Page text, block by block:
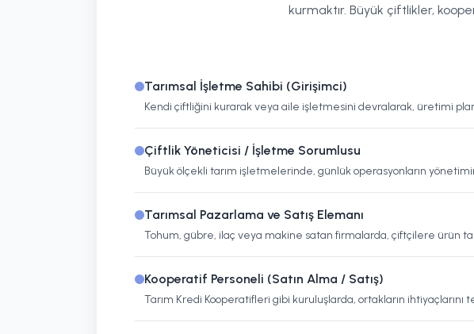
kurmaktır. Büyük çiftlikler,
Tarımsal İşletme Sahibi (Girişimci)
Kendi çiftliğini kurarak veya aile işletmesini devralarak, üretimi
Çiftlik Yöneticisi / İşletme Sorumlusu
Büyük ölçekli tarım işletmelerinde, günlük operasyonların
Tarımsal Pazarlama ve Satış Elemanı
Tohum, gübre, ilaç veya makine satan firmalarda, çiftçilere ürün
Kooperatif Personeli (Satın Alma / Satış)
Tarım Kredi Kooperatifleri gibi kuruluşlarda, ortakların